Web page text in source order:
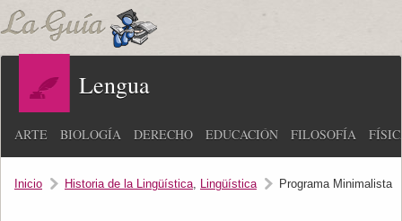
Lengua
ARTE BIOLOGÍA DERECHO EDUCACIÓN FILOSOFÍA
Inicio Historia de la Lingüística, Lingüística Programa Minimalista